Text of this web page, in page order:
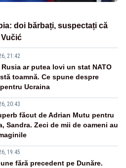
doi bărbați, suspectați că
21:42
ar putea lovi un stat NATO
toamnă. Ce spune despre
Ucraina
20:43
făcut de Adrian Mutu pentru
Sandra. Zeci de mii de oameni au
19:45
fără precedent pe Dunăre.